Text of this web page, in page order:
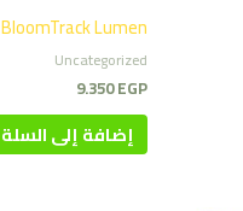
BloomTrack Lumen (نسخة)
Uncategorized
9.350EGP
إضافة إلى السلة